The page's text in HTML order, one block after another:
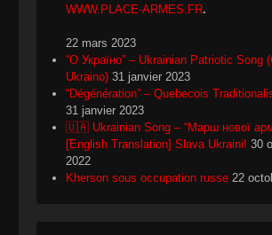
WWW.PLACE-ARMES.FR.
22 mars 2023
“О Україно” – Ukrainian Patriotic Song
Ukraino) 31 janvier 2023
“Dégénération” – Quebecois
31 janvier 2023
🇺🇦 Ukrainian Song – “Марш нової
[English Translation] Slava Ukraini! 30
2022
Kherson sous occupation russe 22